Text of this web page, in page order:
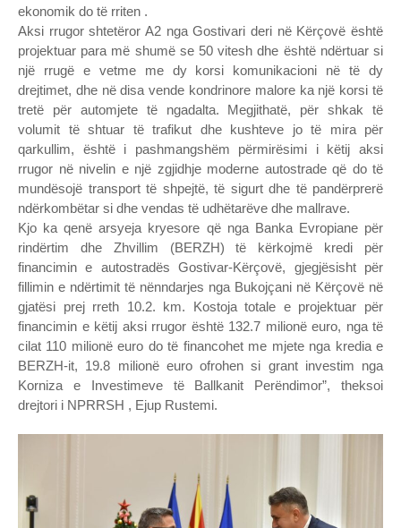
ekonomik do të rriten .
Aksi rrugor shtetëror A2 nga Gostivari deri në Kërçovë është
projektuar para më shumë se 50 vitesh dhe është ndërtuar si
një rrugë e vetme me dy korsi komunikacioni në të dy
drejtimet, dhe në disa vende kondrinore malore ka një korsi të
tretë për automjete të ngadalta. Megjithatë, për shkak të
volumit të shtuar të trafikut dhe kushteve jo të mira për
qarkullim, është i pashmangshëm përmirësimi i këtij aksi
rrugor në nivelin e një zgjidhje moderne autostrade që do të
mundësojë transport të shpejtë, të sigurt dhe të pandërprerë
ndërkombëtar si dhe vendas të udhëtarëve dhe mallrave.
Kjo ka qenë arsyeja kryesore që nga Banka Evropiane për
rindërtim dhe Zhvillim (BERZH) të kërkojmë kredi për
financimin e autostradës Gostivar-Kërçovë, gjegjësisht për
fillimin e ndërtimit të nënndarjes nga Bukojçani në Kërçovë në
gjatësi prej rreth 10.2. km. Kostoja totale e projektuar për
financimin e këtij aksi rrugor është 132.7 milionë euro, nga të
cilat 110 milionë euro do të financohet me mjete nga kredia e
BERZH-it, 19.8 milionë euro ofrohen si grant investim nga
Korniza e Investimeve të Ballkanit Perëndimor”, theksoi
drejtori i NPRRSH , Ejup Rustemi.